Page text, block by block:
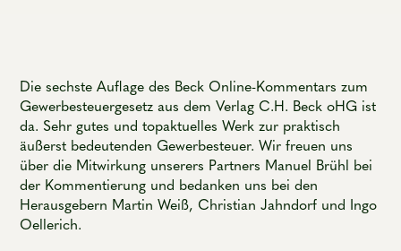
Die sechste Auflage des Beck Online-Kommentars zum
Gewerbesteuergesetz aus dem Verlag C.H. Beck oHG ist
da. Sehr gutes und topaktuelles Werk zur praktisch
äußerst bedeutenden Gewerbesteuer. Wir freuen uns
über die Mitwirkung unserers Partners Manuel Brühl bei
der Kommentierung und bedanken uns bei den
Herausgebern Martin Weiß, Christian Jahndorf und Ingo
Oellerich.